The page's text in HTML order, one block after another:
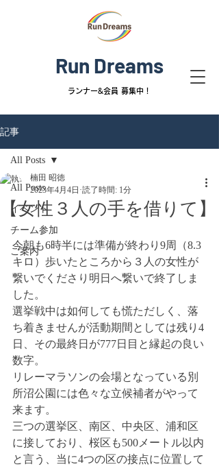
ランナー&会員 募集中！
Run Dreams
記事
All Posts
イベント
チーム参加
ご案内
All Posts
【女性３人の手を借りて】
楠田 昭徳
2023年4月4日 読了時間: 1分
今朝も6時半には準備が終わり9周（8.3
キロ）歩いたところから３人の女性が
繋いでくださり明日へ繋いで終了しま
した。
選挙戦中は如何しても慌ただしく、落
ち着きませんが活動期間としては残り4
日、その最終日が777日目と縁起の良い
数字。
リレーマラソンの会場となっている別
所沼公園には色々な立候補者がやって
来ます。
三つの選挙区、南区、中央区、浦和区
に接しており、桜区も500メートル以内
と言う、当に4つの区の接点に位置して